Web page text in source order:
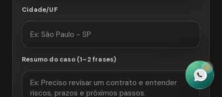
Cidade/UF
Resumo do caso (1–2 frases)